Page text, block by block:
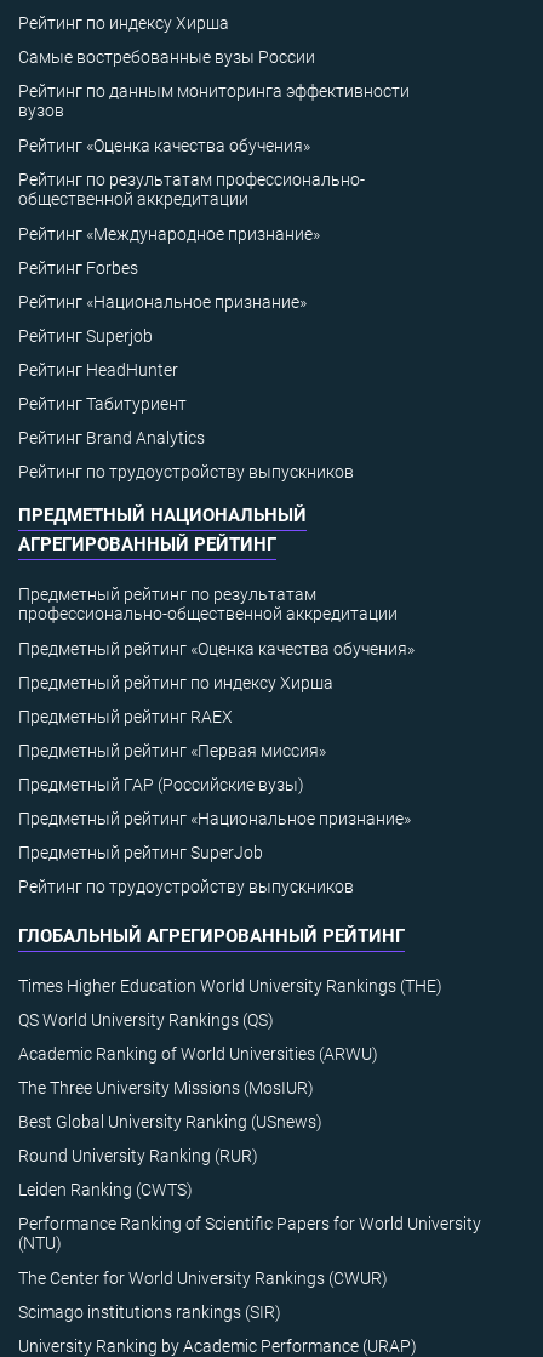
Рейтинг по индексу Хирша
Самые востребованные вузы России
Рейтинг по данным мониторинга эффективности
вузов
Рейтинг «Оценка качества обучения»
Рейтинг по результатам профессионально-
общественной аккредитации
Рейтинг «Международное признание»
Рейтинг Forbes
Рейтинг «Национальное признание»
Рейтинг Superjob
Рейтинг HeadHunter
Рейтинг Табитуриент
Рейтинг Brand Analytics
Рейтинг по трудоустройству выпускников
ПРЕДМЕТНЫЙ НАЦИОНАЛЬНЫЙ
АГРЕГИРОВАННЫЙ РЕЙТИНГ
Предметный рейтинг по результатам
профессионально-общественной аккредитации
Предметный рейтинг «Оценка качества обучения»
Предметный рейтинг по индексу Хирша
Предметный рейтинг RAEX
Предметный рейтинг «Первая миссия»
Предметный ГАР (Российские вузы)
Предметный рейтинг «Национальное признание»
Предметный рейтинг SuperJob
Рейтинг по трудоустройству выпускников
ГЛОБАЛЬНЫЙ АГРЕГИРОВАННЫЙ РЕЙТИНГ
Times Higher Education World University Rankings (THE)
QS World University Rankings (QS)
Academic Ranking of World Universities (ARWU)
The Three University Missions (MosIUR)
Best Global University Ranking (USnews)
Round University Ranking (RUR)
Leiden Ranking (CWTS)
Performance Ranking of Scientific Papers for World University
(NTU)
The Center for World University Rankings (CWUR)
Scimago institutions rankings (SIR)
University Ranking by Academic Performance (URAP)